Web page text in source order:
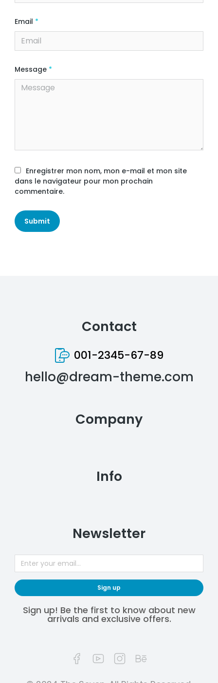
Email *
Message *
Enregistrer mon nom, mon e-mail et mon site
dans le navigateur pour mon prochain
commentaire.
Submit
Contact
001-2345-67-89
hello@dream-theme.com
Company
Info
Newsletter
Sign up
Sign up! Be the first to know about new
arrivals and exclusive offers.